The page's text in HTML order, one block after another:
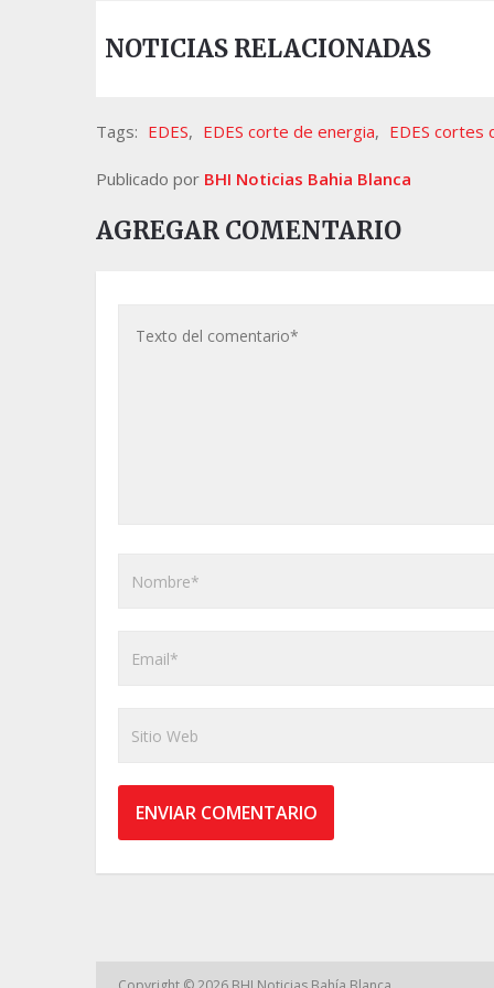
NOTICIAS RELACIONADAS
Tags: EDES, EDES corte de energia, EDES cortes
Publicado por BHI Noticias Bahia Blanca
AGREGAR COMENTARIO